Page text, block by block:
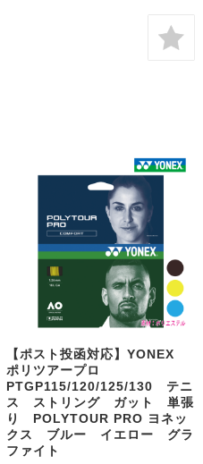
【ポスト投函対応】YONEX
ポリツアープロ
PTGP115/120/125/130 テニ
ス ストリング ガット 単張
り POLYTOUR PRO ヨネッ
クス ブルー イエロー グラ
ファイト